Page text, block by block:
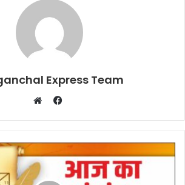
Express Team
Facebook